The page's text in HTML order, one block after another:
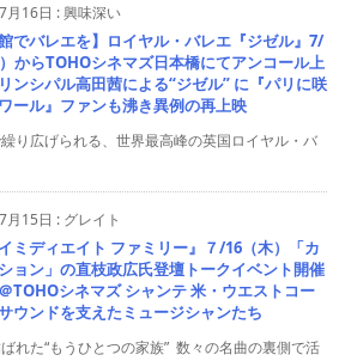
月16日 :興味深い
館でバレエを】ロイヤル・バレエ『ジゼル』7/
からTOHOシネマズ日本橋にてアンコール上
ンシパル高田茜による“ジゼル” に『パリに咲
ール』ファンも沸き異例の再上映
り広げられる、世界最高峰の英国ロイヤル・バ
月15日 : グレイト
ミディエイト ファミリー』７/16（木）「カ
ョン」の直枝政広氏登壇トークイベント開催
TOHOシネマズ シャンテ 米・ウエストコー
ウンドを支えたミュージシャンたち
れた“もうひとつの家族” 数々の名曲の裏側で活